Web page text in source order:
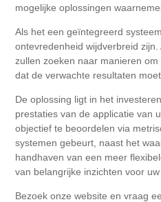
mogelijke oplossingen
Als het een geïntegreerd
ontevredenheid wijdverbreid
zullen zoeken naar manieren
dat de verwachte resultaten
De oplossing ligt in het
prestaties van de applicatie van
objectief te beoordelen via
systemen gebeurt, naast het
handhaven van een meer
van belangrijke inzichten voor uw
Bezoek onze website en vraag